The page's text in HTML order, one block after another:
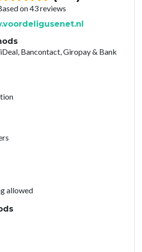
on 43 reviews
Bancontact, Giropay & Bank
allowed